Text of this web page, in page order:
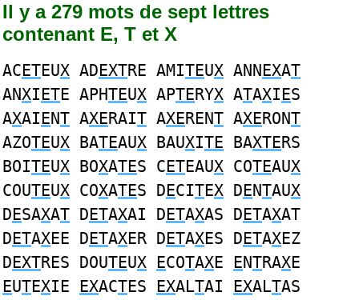
Il y a 279 mots de sept lettres
contenant E, T et X
ACETEUX ADEXTRE AMITEUX ANNEXAT
ANXIETE APHTEUX APTERYX ATAXIES
AXAIENT AXERAIT AXERENT AXERONT
AZOTEUX BATEAUX BAUXITE BAXTERS
BOITEUX BOXATES CETEAUX COTEAUX
COUTEUX COXATES DECITEX DENTAUX
DESAXAT DETAXAI DETAXAS DETAXAT
DETAXEE DETAXER DETAXES DETAXEZ
DEXTRES DOUTEUX ECOTAXE ENTRAXE
EUTEXIE EXACTES EXALTAI EXALTAS